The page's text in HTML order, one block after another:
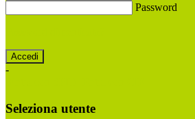
Password
-
Seleziona utente